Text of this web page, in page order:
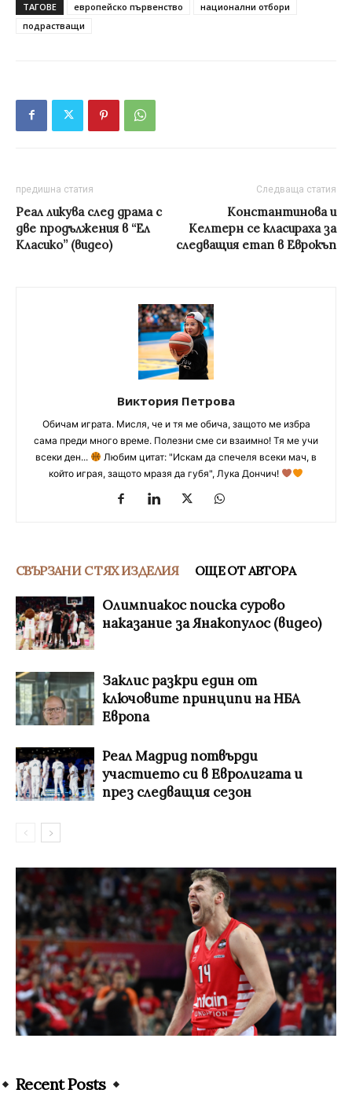
ТАГОВЕ европейско първенство
национални отбори
подрастващи
предишна статия
Реал ликува след драма с
две продължения в “Ел
Класико” (видео)
Следваща статия
Константинова и
Келтерн се класираха за
следващия етап в Еврокъп
Виктория Петрова
Обичам играта. Мисля, че и тя ме обича, защото ме избра
сама преди много време. Полезни сме си взаимно! Тя ме учи
всеки ден...
Любим цитат: "Искам да спечеля всеки мач, в
който играя, защото мразя да губя", Лука Дончич!
СВЪРЗАНИ С ТЯХ ИЗДЕЛИЯ ОЩЕ ОТ АВТОРА
Олимпиакос поиска сурово
наказание за Янакопулос (видео)
Заклис разкри един от
ключовите принципи на НБА
Европа
Реал Мадрид потвърди
участието си в Евролигата и
през следващия сезон
Recent Posts